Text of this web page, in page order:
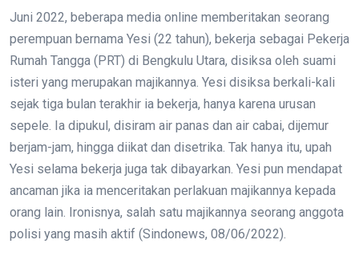
Juni 2022, beberapa media online memberitakan seorang
perempuan bernama Yesi (22 tahun), bekerja sebagai Pekerja
Rumah Tangga (PRT) di Bengkulu Utara, disiksa oleh suami
isteri yang merupakan majikannya. Yesi disiksa berkali-kali
sejak tiga bulan terakhir ia bekerja, hanya karena urusan
sepele. Ia dipukul, disiram air panas dan air cabai, dijemur
berjam-jam, hingga diikat dan disetrika. Tak hanya itu, upah
Yesi selama bekerja juga tak dibayarkan. Yesi pun mendapat
ancaman jika ia menceritakan perlakuan majikannya kepada
orang lain. Ironisnya, salah satu majikannya seorang anggota
polisi yang masih aktif (Sindonews, 08/06/2022).